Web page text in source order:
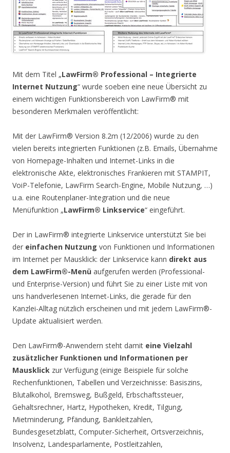
Mit dem Titel „LawFirm® Professional – Integrierte
Internet Nutzung“ wurde soeben eine neue Übersicht zu
einem wichtigen Funktionsbereich von LawFirm® mit
besonderen Merkmalen veröffentlicht:
Mit der LawFirm® Version 8.2m (12/2006) wurde zu den
vielen bereits integrierten Funktionen (z.B. Emails, Übernahme
von Homepage-Inhalten und Internet-Links in die
elektronische Akte, elektronisches Frankieren mit STAMPIT,
VoiP-Telefonie, LawFirm Search-Engine, Mobile Nutzung, …)
u.a. eine Routenplaner-Integration und die neue
Menüfunktion „LawFirm® Linkservice“ eingeführt.
Der in LawFirm® integrierte Linkservice unterstützt Sie bei
der einfachen Nutzung von Funktionen und Informationen
im Internet per Mausklick: der Linkservice kann direkt aus
dem LawFirm®-Menü aufgerufen werden (Professional-
und Enterprise-Version) und führt Sie zu einer Liste mit von
uns handverlesenen Internet-Links, die gerade für den
Kanzlei-Alltag nützlich erscheinen und mit jedem LawFirm®-
Update aktualisiert werden.
Den LawFirm®-Anwendern steht damit eine Vielzahl
zusätzlicher Funktionen und Informationen per
Mausklick zur Verfügung (einige Beispiele für solche
Rechenfunktionen, Tabellen und Verzeichnisse: Basiszins,
Blutalkohol, Bremsweg, Bußgeld, Erbschaftssteuer,
Gehaltsrechner, Hartz, Hypotheken, Kredit, Tilgung,
Mietminderung, Pfändung, Bankleitzahlen,
Bundesgesetzblatt, Computer-Sicherheit, Ortsverzeichnis,
Insolvenz, Landesparlamente, Postleitzahlen,